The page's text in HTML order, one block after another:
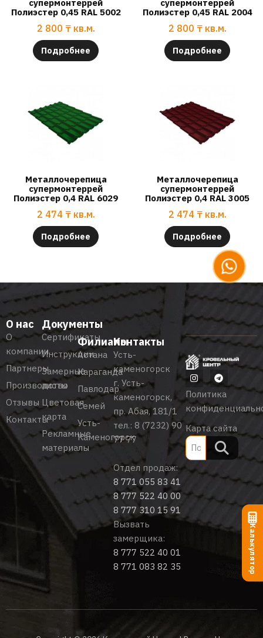
супермонтеррей
Полиэстер 0,45 RAL 5002
2 800 ₸ кв.м.
Подробнее
супермонтеррей
Полиэстер 0,45 RAL 2004
2 800 ₸ кв.м.
Подробнее
Металлочерепица
супермонтеррей
Полиэстер 0,4 RAL 6029
2 474 ₸ кв.м.
Подробнее
Металлочерепица
супермонтеррей
Полиэстер 0,4 RAL 3005
2 474 ₸ кв.м.
Подробнее
О нас
О
компании
Партнеры
Производство
Отзывы
Контакты
Документы
Сертификаты
Инструкции
Замерные
листы
Цветовая
карта
Рекламные
материалы
Филиалы
Астана
Караганда
Павлодар
Семей
Усть-
Каменогорск
Контакты
Усть-
каменогорск
г. Усть-
каменогорск,
пр. Абая, 181/1
тел.:8 (7232) 90
77 77
Отдел продаж:
8 771 055 83 41
8 777 522 40 00
8 777 310 15 91
Вызвать
замерщика:
8 777 522 40 01
8 771 083 82 35
Политика
Карта сайта
Калькулятор